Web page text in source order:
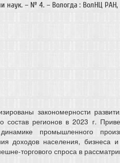
наук. – № 4. – Вологда : ВолНЦ РАН,
закономерности
состав регионов в 2023 г.
промышленного
доходов населения, бизнеса
торгового спроса в